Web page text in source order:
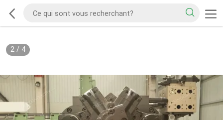
2/ 4